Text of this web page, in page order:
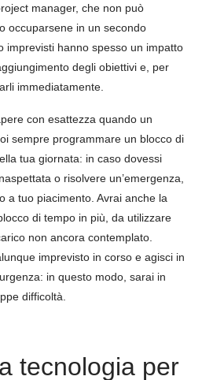
manager, che non può
occuparsene in un secondo
imprevisti hanno spesso un impatto
degli obiettivi e, per
immediatamente.
con esattezza quando un
sempre programmare un blocco di
tua giornata: in caso dovessi
o risolvere un’emergenza,
a tuo piacimento. Avrai anche la
di tempo in più, da utilizzare
non ancora contemplato.
imprevisto in corso e agisci in
in questo modo, sarai in
difficoltà.
tecnologia per